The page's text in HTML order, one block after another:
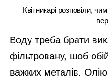
Квітникарі розповіли,
Воду треба брати
фільтровану, щоб
важких металів.